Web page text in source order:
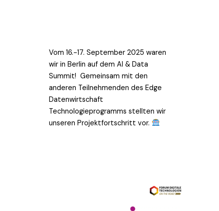
Vom 16.-17. September 2025 waren
wir in Berlin auf dem AI & Data
Summit! Gemeinsam mit den
anderen Teilnehmenden des Edge
Datenwirtschaft
Technologieprogramms stellten wir
unseren Projektfortschritt vor.